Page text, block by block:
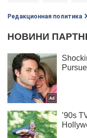
Редакционная политика